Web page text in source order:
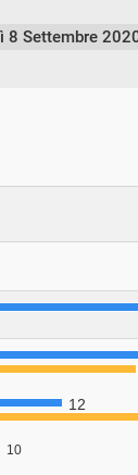
8 Settembre